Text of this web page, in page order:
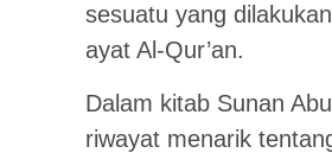
sesuatu yang
ayat Al-Qur’an.
Dalam kitab Sunan
riwayat menarik